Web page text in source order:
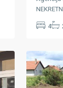
4
Grivice,